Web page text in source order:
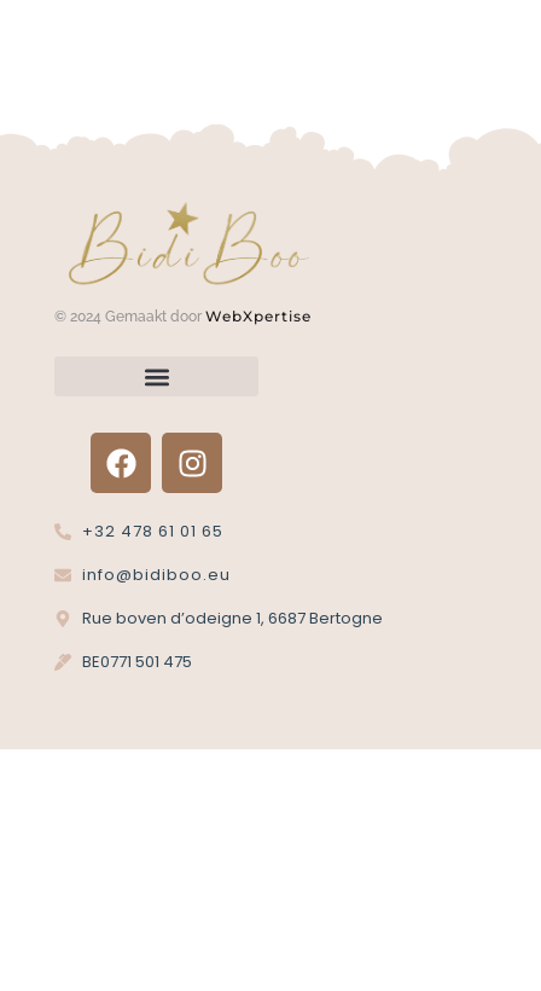
© 2024 Gemaakt door WebXpertise
+32 478 61 01 65
info@bidiboo.eu
Rue boven d’odeigne 1, 6687 Bertogne
BE0771 501 475